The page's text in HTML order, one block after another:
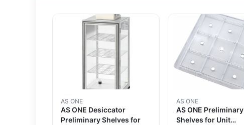
AS ONE
AS ONE Desiccator
Preliminary Shelves for
AS ONE
AS ONE Preliminary
Shelves for Unit